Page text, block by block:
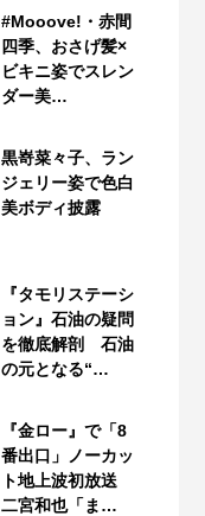
#Mooove!・赤間
四季、おさげ髪×
ビキニ姿でスレン
ダー美…
黒嵜菜々子、ラン
ジェリー姿で色白
美ボディ披露
『タモリステーシ
ョン』石油の疑問
を徹底解剖 石油
の元となる“…
『金ロー』で「8
番出口」ノーカッ
ト地上波初放送
二宮和也「ま…